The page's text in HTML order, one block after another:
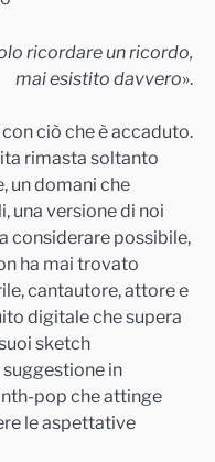
ricordare un ricordo,
mai esistito davvero».
ciò che è accaduto.
rimasta soltanto
un domani che
una versione di noi
considerare possibile,
ha mai trovato
cantautore, attore e
digitale che supera
sketch
in
pop che attinge
le aspettative